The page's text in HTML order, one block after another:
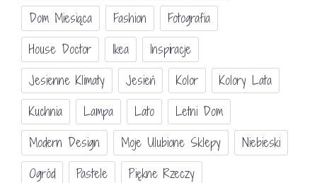
Dom Miesiąca
Fashion
Fotografia
House Doctor
Ikea
Inspiracje
Jesienne Klimaty
Jesień Kolor
Kolory Lata
Kuchnia
Lampa Lato
Letni Dom
Modern Design
Moje Ulubione Sklepy
Niebieski
Ogród
Pastele
Piękne Rzeczy